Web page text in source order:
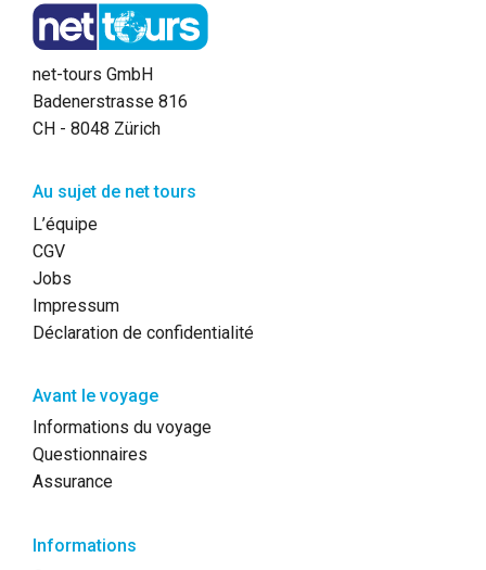
net-tours GmbH
Badenerstrasse 816
CH - 8048 Zürich
Au sujet de net tours
L’équipe
CGV
Jobs
Impressum
Déclaration de confidentialité
Avant le voyage
Informations du voyage
Questionnaires
Assurance
Informations